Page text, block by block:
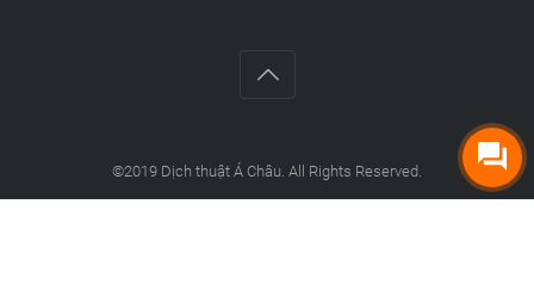
©2019 Dịch thuật Á Châu. All Rights Reserved.